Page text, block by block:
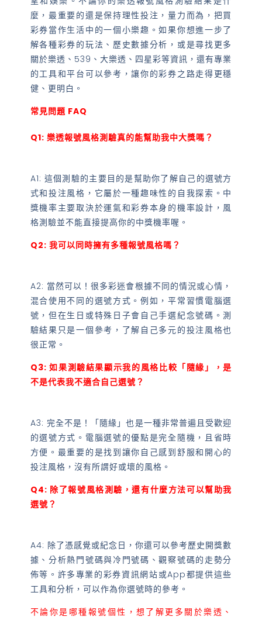
麼，最重要的還是保持理性投注，量力而為，把買
彩券當作生活中的一個小樂趣。如果你想進一步了
解各種彩券的玩法、歷史數據分析，或是尋找更多
關於樂透、539、大樂透、四星彩等資訊，還有專業
的工具和平台可以參考，讓你的彩券之路走得更穩
健、更明白。
常見問題 FAQ
Q1: 樂透報號風格測驗真的能幫助我中大獎嗎？
A1: 這個測驗的主要目的是幫助你了解自己的選號方
式和投注風格，它屬於一種趣味性的自我探索。中
獎機率主要取決於運氣和彩券本身的機率設計，風
格測驗並不能直接提高你的中獎機率喔。
Q2: 我可以同時擁有多種報號風格嗎？
A2: 當然可以！很多彩迷會根據不同的情況或心情，
混合使用不同的選號方式。例如，平常習慣電腦選
號，但在生日或特殊日子會自己手選紀念號碼。測
驗結果只是一個參考，了解自己多元的投注風格也
很正常。
Q3: 如果測驗結果顯示我的風格比較「隨緣」，是
不是代表我不適合自己選號？
A3: 完全不是！「隨緣」也是一種非常普遍且受歡迎
的選號方式。電腦選號的優點是完全隨機，且省時
方便。最重要的是找到讓你自己感到舒服和開心的
投注風格，沒有所謂好或壞的風格。
Q4: 除了報號風格測驗，還有什麼方法可以幫助我
選號？
A4: 除了憑感覺或紀念日，你還可以參考歷史開獎數
據、分析熱門號碼與冷門號碼、觀察號碼的走勢分
佈等。許多專業的彩券資訊網站或App都提供這些
工具和分析，可以作為你選號時的參考。
不論你是哪種報號個性，想了解更多關於樂透、